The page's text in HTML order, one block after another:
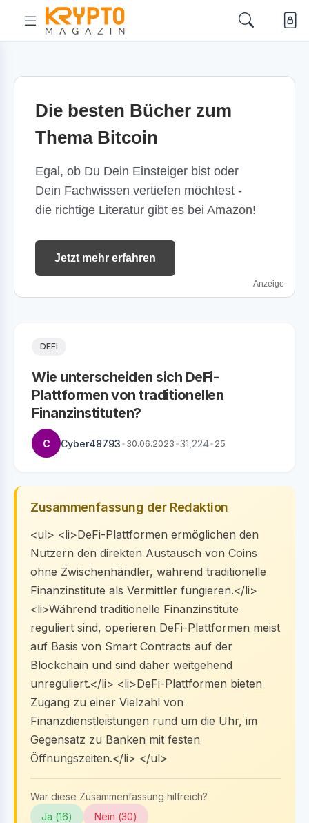
Die besten Bücher zum
Thema Bitcoin
Egal, ob Du Dein Einsteiger bist oder
Dein Fachwissen vertiefen möchtest -
die richtige Literatur gibt es bei Amazon!
Jetzt mehr erfahren
Anzeige
DEFI
Wie unterscheiden sich DeFi-
Plattformen von traditionellen
Finanzinstituten?
C Cyber48793•30.06.2023•31,224•25
Zusammenfassung der Redaktion
<ul> <li>DeFi-Plattformen ermöglichen den
Nutzern den direkten Austausch von Coins
ohne Zwischenhändler, während traditionelle
Finanzinstitute als Vermittler fungieren.</li>
<li>Während traditionelle Finanzinstitute
reguliert sind, operieren DeFi-Plattformen meist
auf Basis von Smart Contracts auf der
Blockchain und sind daher weitgehend
unreguliert.</li> <li>DeFi-Plattformen bieten
Zugang zu einer Vielzahl von
Finanzdienstleistungen rund um die Uhr, im
Gegensatz zu Banken mit festen
Öffnungszeiten.</li> </ul>
War diese Zusammenfassung hilfreich?
Ja (16) Nein (30)